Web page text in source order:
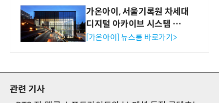
가온아이, 서울기록원 차세대
디지털 아카이브 시스템 구축
수행
[가온아이] 뉴스룸 바로가기>
관련 기사